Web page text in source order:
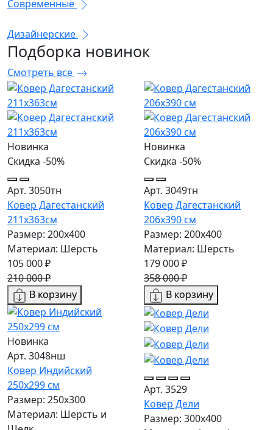
Современные
Дизайнерские
Подборка новинок
Смотреть все
Новинка
Скидка -50%
Арт. 3050тн
Ковер Дагестанский
211x363см
Размер: 200х400
Материал: Шерсть
105 000 ₽
210 000 ₽
В корзину
Новинка
Скидка -50%
Арт. 3049тн
Ковер Дагестанский
206x390 см
Размер: 200х400
Материал: Шерсть
179 000 ₽
358 000 ₽
В корзину
Новинка
Арт. 3048нш
Ковер Индийский
250x299 см
Размер: 250x300
Материал: Шерсть и
Арт. 3529
Ковер Дели
Размер: 300х400